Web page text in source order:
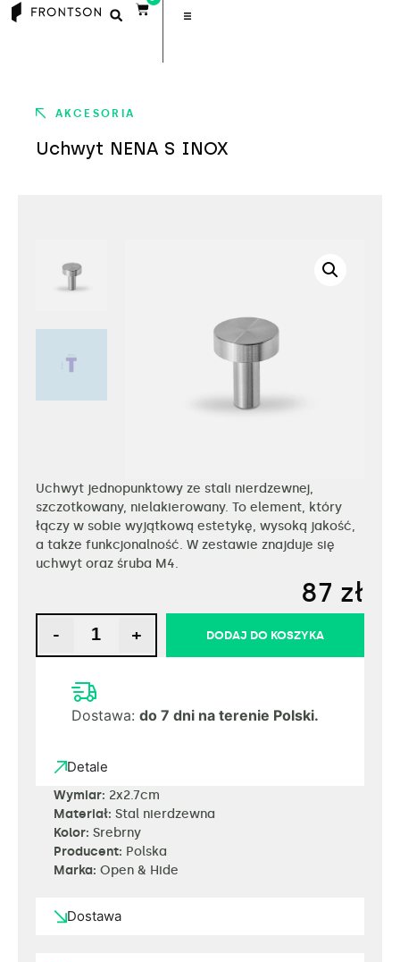
AKCESORIA
Uchwyt NENA S INOX
Uchwyt jednopunktowy ze stali nierdzewnej,
szczotkowany, nielakierowany. To element, który
łączy w sobie wyjątkową estetykę, wysoką jakość,
a także funkcjonalność. W zestawie znajduje się
uchwyt oraz śruba M4.
87 zł
- + DODAJ DO KOSZYKA
Dostawa: do 7 dni na terenie Polski.
Detale
Wymiar: 2x2.7cm
Materiał: Stal nierdzewna
Kolor: Srebrny
Producent: Polska
Marka: Open & Hide
Dostawa